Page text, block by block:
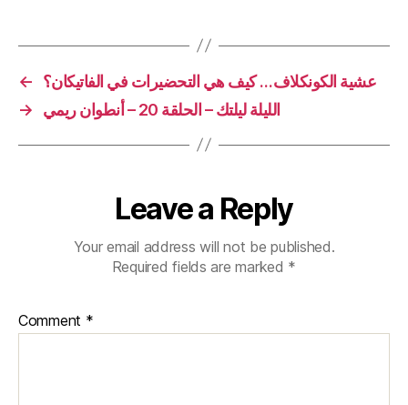
←
عشية الكونكلاف… كيف هي التحضيرات في الفاتيكان؟
→
الليلة ليلتك – الحلقة 20 – أنطوان ريمي
Leave a Reply
Your email address will not be published.
Required fields are marked *
Comment *